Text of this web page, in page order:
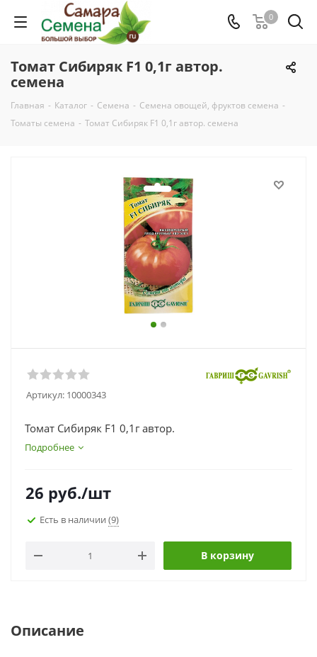
0
Томат Сибиряк F1 0,1г автор.
семена
Главная - Каталог - Семена - Семена овощей, фруктов семена -
Томаты семена - Томат Сибиряк F1 0,1г автор. семена
Артикул: 10000343
Томат Сибиряк F1 0,1г автор.
Подробнее
26 руб./шт
Есть в наличии (9)
В корзину
Описание